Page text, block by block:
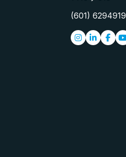
(601) 6294919